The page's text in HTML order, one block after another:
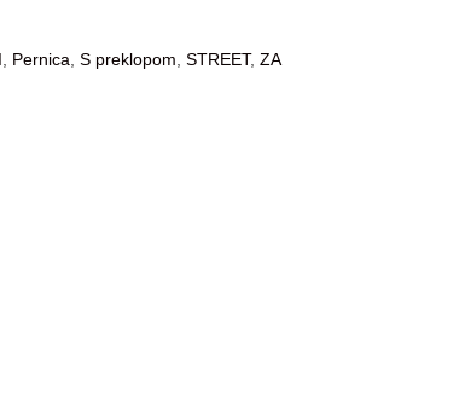
, Pernica,S preklopom,STREET,ZA